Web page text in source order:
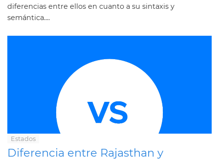
diferencias entre ellos en cuanto a su sintaxis y
semántica....
Estados
Diferencia entre Rajasthan y